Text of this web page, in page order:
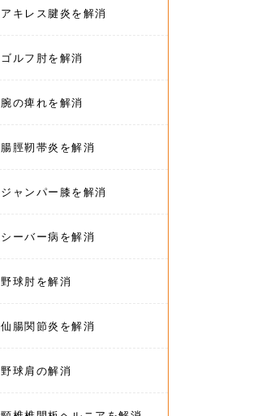
アキレス腱炎を解消
ゴルフ肘を解消
腕の痺れを解消
腸脛靭帯炎を解消
ジャンパー膝を解消
シーバー病を解消
野球肘を解消
仙腸関節炎を解消
野球肩の解消